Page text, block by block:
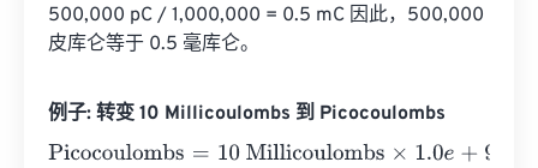
500,000 pC / 1,000,000 = 0.5 mC 因此，500,000
皮库仑等于 0.5 毫库仑。
例子: 转变 10 Millicoulombs 到 Picocoulombs
Picocoulombs=10 Millicoulombs×1.0e+9= 10000000000